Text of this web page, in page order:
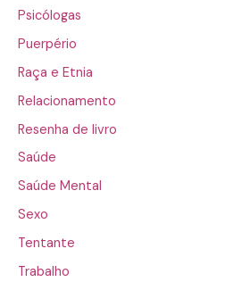
Psicólogas
Puerpério
Raça e Etnia
Relacionamento
Resenha de livro
Saúde
Saúde Mental
Sexo
Tentante
Trabalho